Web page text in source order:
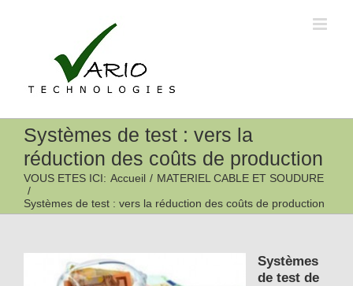
Systèmes de test : vers la
réduction des coûts de production
VOUS ETES ICI: Accueil / MATERIEL CABLE ET SOUDURE
/
Systèmes de test : vers la réduction des coûts de production
Systèmes
de test de